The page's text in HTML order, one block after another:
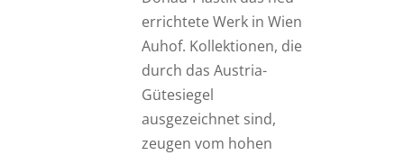
errichtete Werk in Wien
Auhof. Kollektionen, die
durch das Austria-
Gütesiegel
ausgezeichnet sind,
zeugen vom hohen